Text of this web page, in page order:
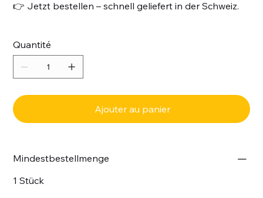
👉 Jetzt bestellen – schnell geliefert in der Schweiz.
Quantité
Ajouter au panier
Mindestbestellmenge
1 Stück